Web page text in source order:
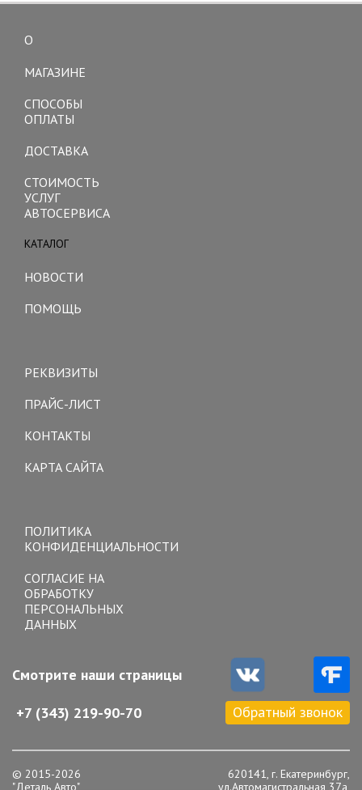
О
МАГАЗИНЕ
СПОСОБЫ
ОПЛАТЫ
ДОСТАВКА
СТОИМОСТЬ
УСЛУГ
АВТОСЕРВИСА
КАТАЛОГ
НОВОСТИ
ПОМОЩЬ
РЕКВИЗИТЫ
ПРАЙС-ЛИСТ
КОНТАКТЫ
КАРТА САЙТА
ПОЛИТИКА
КОНФИДЕНЦИАЛЬНОСТИ
СОГЛАСИЕ НА
ОБРАБОТКУ
ПЕРСОНАЛЬНЫХ
ДАННЫХ
Смотрите наши страницы
+7 (343) 219-90-70 Обратный звонок
© 2015-2026
"Деталь Авто"
620141, г. Екатеринбург,
ул.Автомагистральная 37а,